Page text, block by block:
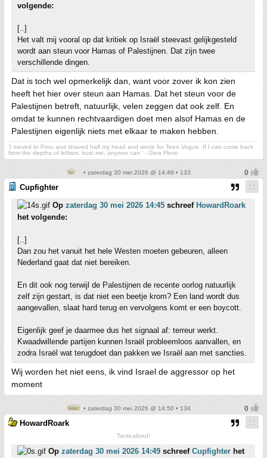
volgende:
[..]
Het valt mij vooral op dat kritiek op Israël steevast gelijkgesteld
wordt aan steun voor Hamas of Palestijnen. Dat zijn twee
verschillende dingen.
Dat is toch wel opmerkelijk dan, want voor zover ik kon zien
heeft het hier over steun aan Hamas. Dat het steun voor de
Palestijnen betreft, natuurlijk, velen zeggen dat ook zelf. En
omdat te kunnen rechtvaardigen doet men alsof Hamas en de
Palestijnen eigenlijk niets met elkaar te maken hebben.
'I moved to Peru and shaved half my head and wrote for Teen Vogue. If I can come back
from the depths of leftism, trust me, anyone can.' - Gina Florio
• zaterdag 30 mei 2026 @ 14:49 • 133
Cupfighter
Op zaterdag 30 mei 2026 14:45 schreef HowardRoark
het volgende:
[..]
Dan zou het vanuit het hele Westen moeten gebeuren, alleen
Nederland gaat dat niet bereiken.
En dit ook nog terwijl de Palestijnen de recente oorlog natuurlijk
zelf zijn gestart, is dat niet een beetje krom? Een land wordt dus
aangevallen, slaat hard terug en vervolgens komt er een boycott.
Eigenlijk geef je daarmee dus het signaal af: terreur werkt.
Kwaadwillende partijen kunnen Israël probleemloos aanvallen, en
zodra Israël wat terugdoet dan pakken we Israël aan met sancties.
Wij worden het niet eens, ik vind Israel de aggressor op het
moment
• zaterdag 30 mei 2026 @ 14:50 • 134
HowardRoark
Tacticalized!
Op zaterdag 30 mei 2026 14:49 schreef Cupfighter het